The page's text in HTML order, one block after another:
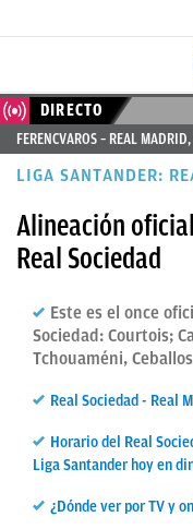
ÚLTIMAS
NOTICIAS
MADRID
BALONCESTO
CANTERA
FICHAJES
DIRECTO
FEMENINO
PAPARAZZI
OKDIARIO
DIRECTO
FERENCVAROS – REAL
LIGA SANTANDER:
Alineación
Real Sociedad
Este es el once
Sociedad: Courtois;
Tchouaméni,
Real Sociedad - Real
Horario del Real
Liga Santander hoy en
¿Dónde ver por TV y